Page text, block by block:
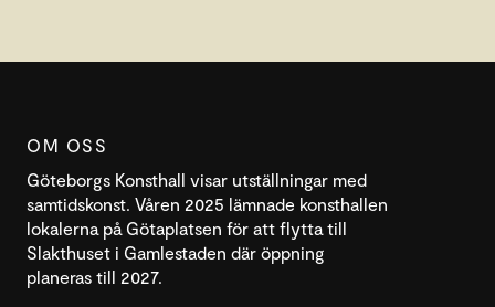
OM OSS
Göteborgs Konsthall visar utställningar med
samtidskonst. Våren 2025 lämnade konsthallen
lokalerna på Götaplatsen för att flytta till
Slakthuset i Gamlestaden där öppning
planeras till 2027.